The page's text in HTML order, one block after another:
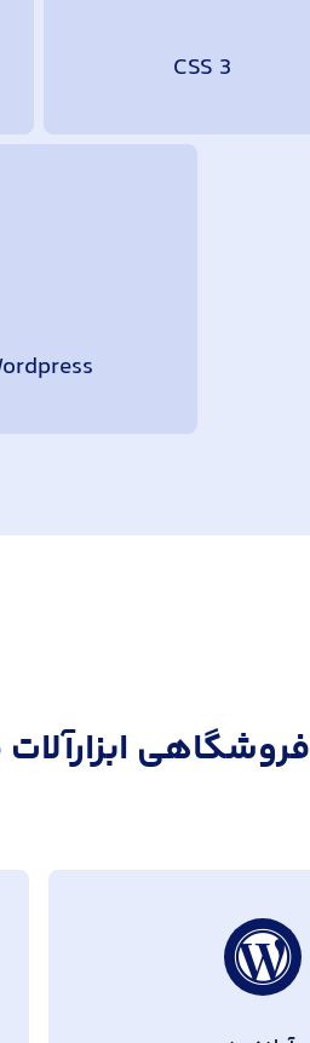
CSS 3